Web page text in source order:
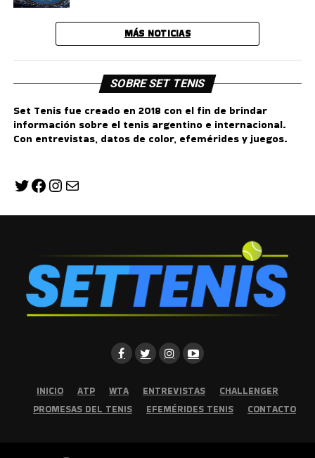
MÁS NOTICIAS
SOBRE SET TENIS
Set Tenis fue creado en 2018 con el fin de brindar
información sobre el tenis argentino e internacional.
Con entrevistas, datos de color, efemérides y juegos.
Twitter
Facebook
Instagram
Correo electrónico
INICIO ATP WTA ENTREVISTAS
CHALLENGER
PROMESAS DEL TENIS
EFEMÉRIDES TENIS CONTACTO